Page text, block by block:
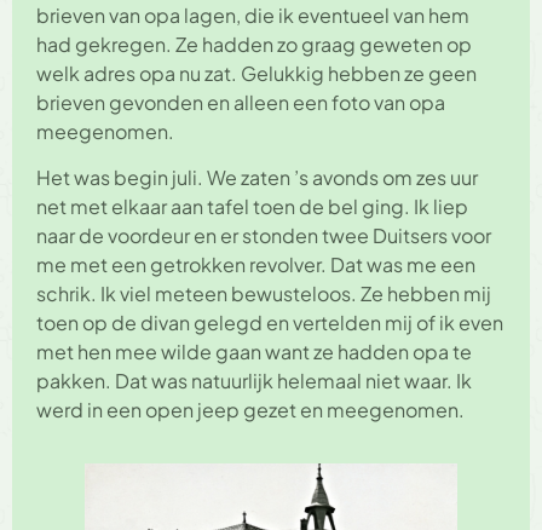
brieven van opa lagen, die ik eventueel van hem
had gekregen. Ze hadden zo graag geweten op
welk adres opa nu zat. Gelukkig hebben ze geen
brieven gevonden en alleen een foto van opa
meegenomen.
Het was begin juli. We zaten ’s avonds om zes uur
net met elkaar aan tafel toen de bel ging. Ik liep
naar de voordeur en er stonden twee Duitsers voor
me met een getrokken revolver. Dat was me een
schrik. Ik viel meteen bewusteloos. Ze hebben mij
toen op de divan gelegd en vertelden mij of ik even
met hen mee wilde gaan want ze hadden opa te
pakken. Dat was natuurlijk helemaal niet waar. Ik
werd in een open jeep gezet en meegenomen.